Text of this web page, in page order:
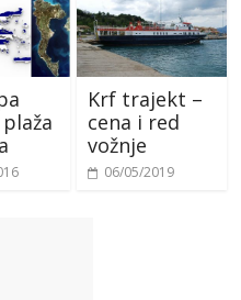
Krf trajekt –
cena i red
vožnje
06/05/2019